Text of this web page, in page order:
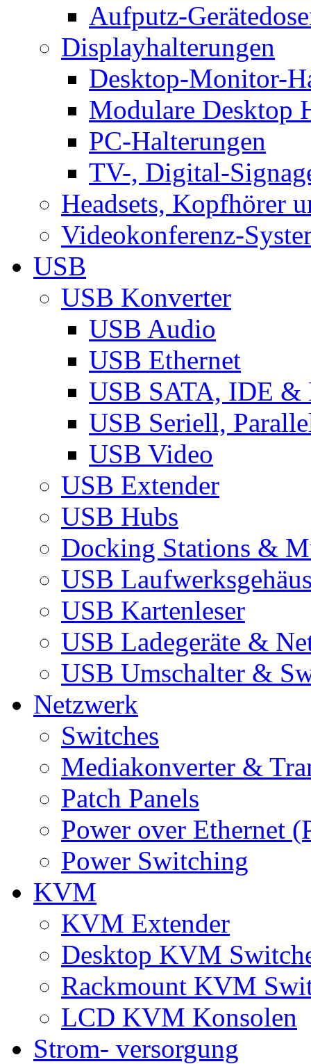
Aufputz-
Displayhalterungen
Desktop-Monitor-
Modulare Desktop
PC-Halterungen
TV-, Digital-
Headsets, Kopfhörer
Videokonferenz-
USB
USB Konverter
USB Audio
USB Ethernet
USB SATA, IDE &
USB Seriell,
USB Video
USB Extender
USB Hubs
Docking Stations &
USB
USB Kartenleser
USB Ladegeräte &
USB Umschalter &
Netzwerk
Switches
Mediakonverter &
Patch Panels
Power over Ethernet
Power Switching
KVM
KVM Extender
Desktop KVM
Rackmount KVM
LCD KVM Konsolen
Strom- versorgung